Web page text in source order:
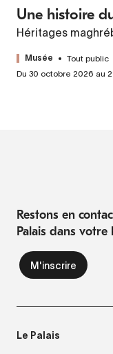
Une histoire
Héritages
Musée
Tout public
Du 30 octobre 2026 au
Restons en
Palais dans votre
Le Palais